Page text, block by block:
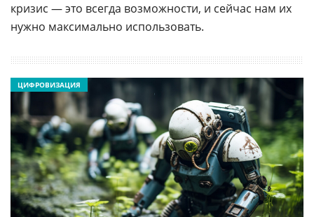
кризис — это всегда возможности, и сейчас нам их
нужно максимально использовать.
ЦИФРОВИЗАЦИЯ